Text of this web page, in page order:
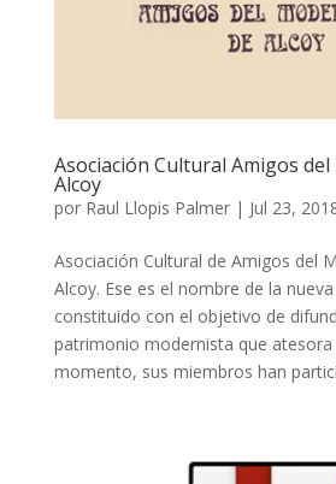
Asociación Cultural Amigos
Alcoy
por Raul Llopis Palmer| Jul 23,
Asociación Cultural de Amigos del
Alcoy. Ese es el nombre de la
constituido con el objetivo de
patrimonio modernista que atesora
momento, sus miembros han